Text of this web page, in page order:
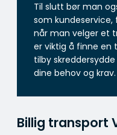
Til slutt bør man
som
når man velger et
er viktig å finne en
tilby
dine behov og krav.
Billig transport